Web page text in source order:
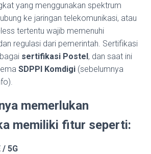
yang menggunakan spektrum
ke jaringan telekomunikasi, atau
tertentu wajib memenuhi
regulasi dari pemerintah. Sertifikasi
sertifikasi Postel, dan saat ini
SDPPI Komdigi (sebelumnya
memerlukan
memiliki fitur seperti:
/ 5G